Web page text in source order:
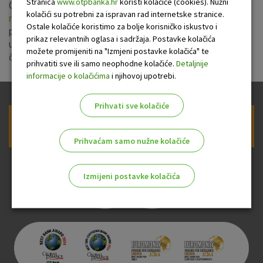
Od 01. siječnja 2014. godine primjenjuju senove tarife
naknadaOTP banke za paket OTP Indeks. Korisnicima
paketa OTP Indeks neće se naplaćivati naknada za
ugovaranje usluge mobilnog bankarstva, kao ni mjesečna
članarina za uslugu mobilno bankarstvo.
kolačići su potrebni za ispravan rad internetske stranice.
Ostale kolačiće koristimo za bolje korisničko iskustvo i
prikaz relevantnih oglasa i sadržaja. Postavke kolačića
možete promijeniti na "Izmjeni postavke kolačića" te
prihvatiti sve ili samo neophodne kolačiće. Detaljnije
informacije o kolačićima i njihovoj upotrebi.
Prihvati sve kolačiće
Prihvaćam samo nužne kolačiće
Izmijeni postavke kolačića